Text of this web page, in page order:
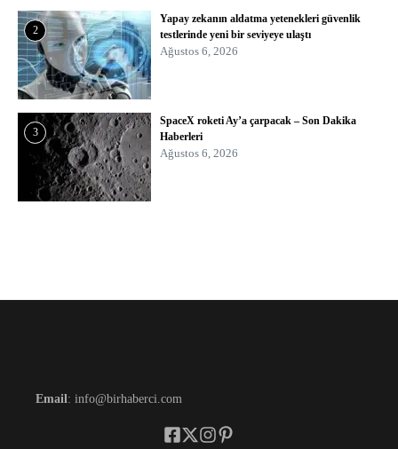
2
Yapay zekanın aldatma yetenekleri güvenlik
testlerinde yeni bir seviyeye ulaştı
Ağustos 6, 2026
3
SpaceX roketi Ay’a çarpacak – Son Dakika
Haberleri
Ağustos 6, 2026
Email : info@birhaberci.com